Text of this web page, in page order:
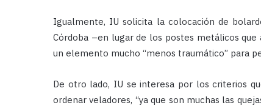
Igualmente, IU solicita la colocación de
Córdoba –en lugar de los postes metálicos
un elemento mucho “menos traumático” para
De otro lado, IU se interesa por los criterios
ordenar veladores, “ya que son muchas las